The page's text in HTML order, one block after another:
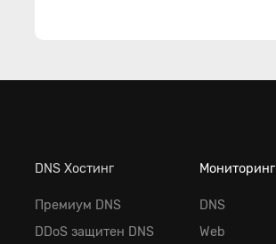
DNS Хостинг
Премиум DNS
DDoS защитен DNS
Мониторинг
DNS
Web